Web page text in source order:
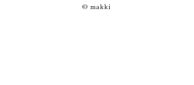
© makki